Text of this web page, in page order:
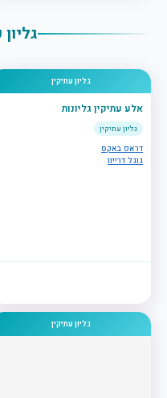
גליון עתיקין
אלע עתיקין גליונות
גליון עתיקין
דראפ באקס
גוגל דרייוו
גליון עתיקין